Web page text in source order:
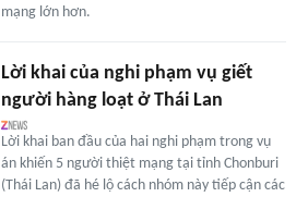
mạng lớn hơn.
Lời khai của nghi phạm vụ giết
người hàng loạt ở Thái Lan
Lời khai ban đầu của hai nghi phạm trong vụ
án khiến 5 người thiệt mạng tại tỉnh Chonburi
(Thái Lan) đã hé lộ cách nhóm này tiếp cận các